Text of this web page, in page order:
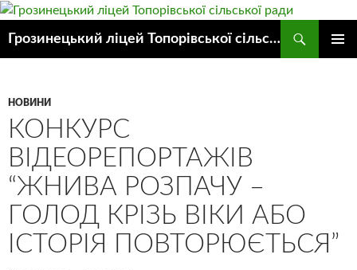
Грозинецький ліцей Топорівської сільської ради
НОВИНИ
КОНКУРС
ВІДЕОРЕПОРТАЖІВ
“ЖНИВА РОЗПАЧУ –
ГОЛОД КРІЗЬ ВІКИ АБО
ІСТОРІЯ ПОВТОРЮЄТЬСЯ”